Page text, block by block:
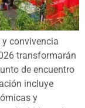
convivencia
transformarán
de encuentro
incluye
y